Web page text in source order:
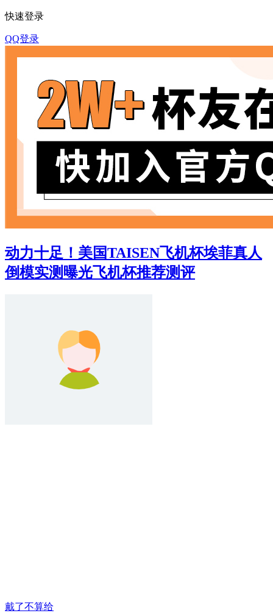
快速登录
QQ登录
动力十足！美国TAISEN飞机杯埃菲真人
倒模实测曝光飞机杯推荐测评
戴了不算给